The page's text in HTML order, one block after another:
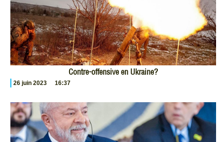
Contre-offensive en Ukraine?
26 juin 2023 16:37